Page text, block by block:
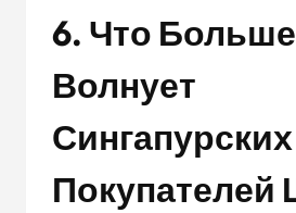
6. Что
Волнует
Сингапурских
Покупателей